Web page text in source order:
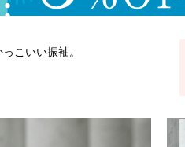
こいい振袖。